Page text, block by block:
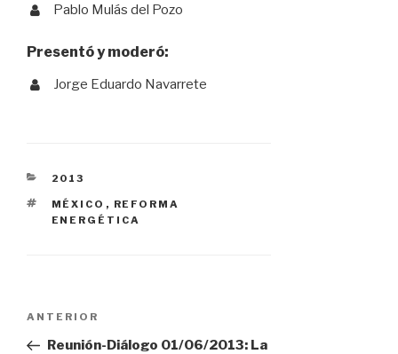
Pablo Mulás del Pozo
Presentó y moderó:
Jorge Eduardo Navarrete
CATEGORÍAS
2013
ETIQUETAS
MÉXICO , REFORMA
ENERGÉTICA
Navegación
Entrada
anterior:
ANTERIOR
Reunión-Diálogo 01/06/2013: La